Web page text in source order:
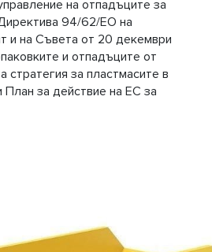
на отпадъците за
94/62/EО на
и на Съвета от 20 декември
и отпадъците от
стратегия за пластмасите в
План за действие на ЕС за